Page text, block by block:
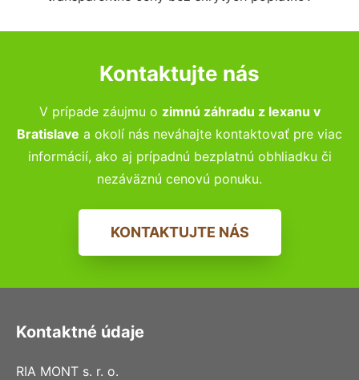
Kontaktujte nás
V prípade záujmu o zimnú záhradu z lexanu v
Bratislave a okolí nás neváhajte kontaktovať pre viac
informácií, ako aj prípadnú bezplatnú obhliadku či
nezáväznú cenovú ponuku.
KONTAKTUJTE NÁS
Kontaktné údaje
RIA MONT s. r. o.